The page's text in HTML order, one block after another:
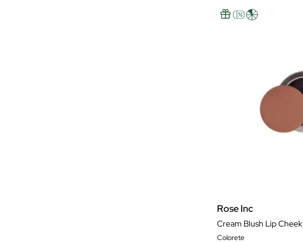
Rose Inc
Cream Blush Lip Cheek
Colorete